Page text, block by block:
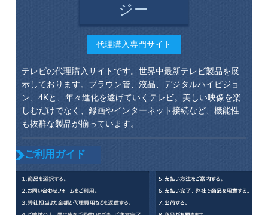
ジー
代理購入専門サイト
テレビの代理購入サイトです。世界中最新テレビ製品を展
示しております。ブラウン管、液晶、デジタルハイビジョ
ン、4Kと、年々進化を遂げていくテレビ。美しい映像を楽
しむだけでなく、録画やインターネット接続など、機能性
も抜群な製品が揃っています。
ご利用ガイド